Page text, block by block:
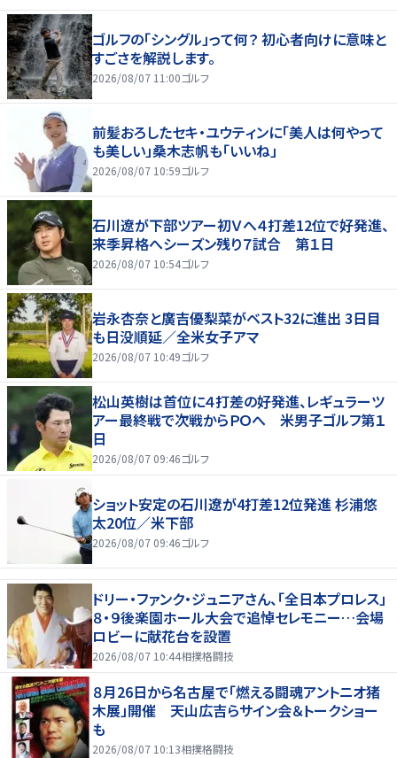
ゴルフの「シングル」って何？ 初心者向けに意味と
すごさを解説します。
2026/08/07 11:00ゴルフ
前髪おろしたセキ・ユウティンに「美人は何やって
も美しい」桑木志帆も「いいね」
2026/08/07 10:59ゴルフ
石川遼が下部ツアー初Ｖへ４打差12位で好発進、
来季昇格へシーズン残り７試合 第１日
2026/08/07 10:54ゴルフ
岩永杏奈と廣吉優梨菜がベスト32に進出 3日目
も日没順延／全米女子アマ
2026/08/07 10:49ゴルフ
松山英樹は首位に４打差の好発進、レギュラーツ
アー最終戦で次戦からＰＯへ 米男子ゴルフ第１
日
2026/08/07 09:46ゴルフ
ショット安定の石川遼が4打差12位発進 杉浦悠
太20位／米下部
2026/08/07 09:46ゴルフ
ドリー・ファンク・ジュニアさん、「全日本プロレス」
８・９後楽園ホール大会で追悼セレモニー…会場
ロビーに献花台を設置
2026/08/07 10:44相撲格闘技
８月26日から名古屋で「燃える闘魂アントニオ猪
木展」開催 天山広吉らサイン会＆トークショー
も
2026/08/07 10:13相撲格闘技